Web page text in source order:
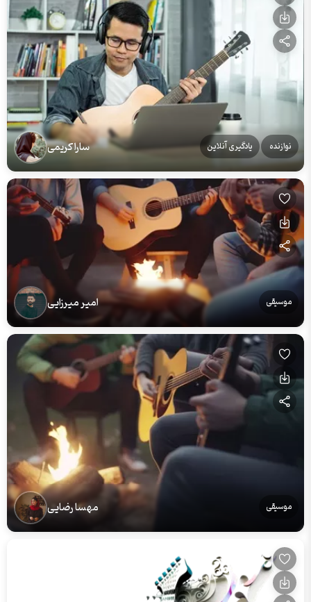
نوازنده یادگیری آنلاین سارا کریمی
موسیقی امیر میرزایی
موسیقی مهسا رضایی